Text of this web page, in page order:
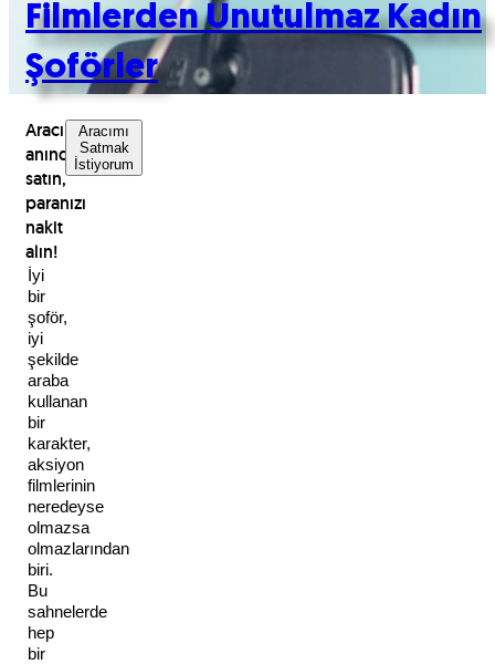
Filmlerden Unutulmaz Kadın
Şoförler
Aracınızı
anında
satın,
paranızı
nakit
alın!
Aracımı
Satmak
İstiyorum
İyi
bir
şoför,
iyi
şekilde
araba
kullanan
bir
karakter,
aksiyon
filmlerinin
neredeyse
olmazsa
olmazlarından
biri.
Bu
sahnelerde
hep
bir